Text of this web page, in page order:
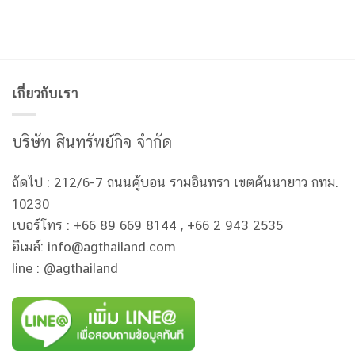
เกี่ยวกับเรา
บริษัท สินทรัพย์กิจ จำกัด
ถัดไป : 212/6-7 ถนนคู้บอน รามอินทรา เขตคันนายาว กทม.
10230
เบอร์โทร : +66 89 669 8144 , +66 2 943 2535
อีเมล์: info@agthailand.com
line : @agthailand